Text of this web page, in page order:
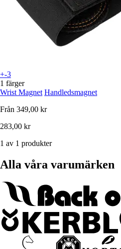
+-3
1 färger
Wrist Magnet Handledsmagnet
Från 349,00 kr
283,00 kr
1 av 1 produkter
Alla våra varumärken